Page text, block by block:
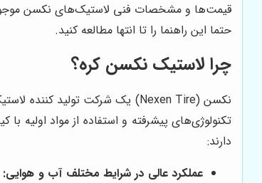
قیمت‌ها و مشخصات فنی لاستیک‌های نکسن موجود در
حتما این راهنما را تا انتها مطالعه کنید.
چرا لاستیک نکسن کره؟
تکنولوژی‌های پیشرفته و استفاده از مواد اولیه
دارند:
عملکرد عالی در شرایط مختلف آب و هوایی: